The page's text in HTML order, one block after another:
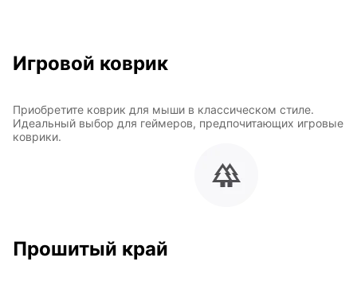
Игровой коврик
Приобретите коврик для мыши в классическом стиле.
Идеальный выбор для геймеров, предпочитающих игровые
коврики.
Прошитый край